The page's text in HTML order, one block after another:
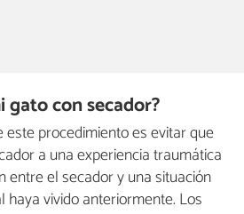
gato con secador?
este procedimiento es evitar que
a una experiencia traumática
entre el secador y una situación
haya vivido anteriormente. Los